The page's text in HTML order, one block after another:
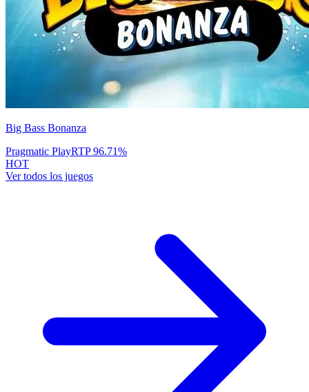
Big Bass Bonanza
Pragmatic PlayRTP96.71%
HOT
Ver todos los juegos